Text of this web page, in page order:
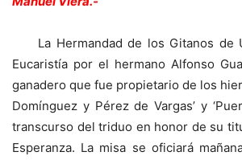
La Hermandad de los Gitanos de
Eucaristía por el hermano Alfonso
ganadero que fue propietario de los
Domínguez y Pérez de Vargas’ y
transcurso del triduo en honor de su
Esperanza. La misa se oficiará